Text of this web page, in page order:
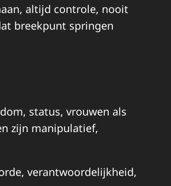
altijd controle, nooit
breekpunt springen
status, vrouwen als
zijn manipulatief,
verantwoordelijkheid,